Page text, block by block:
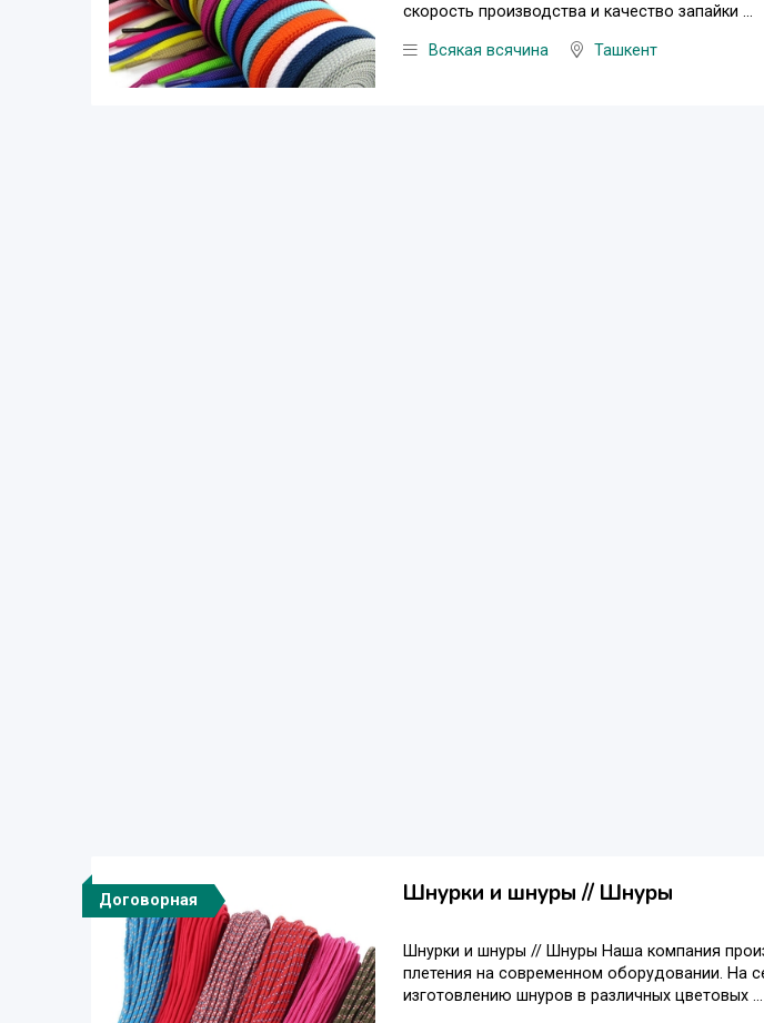
скорость производства и качество запайки ...
Всякая всячина Ташкент
Договорная Шнурки и шнуры // Шнуры
Шнурки и шнуры // Шнуры Наша компания
плетения на современном оборудовании. На
изготовлению шнуров в различных цветовых ...